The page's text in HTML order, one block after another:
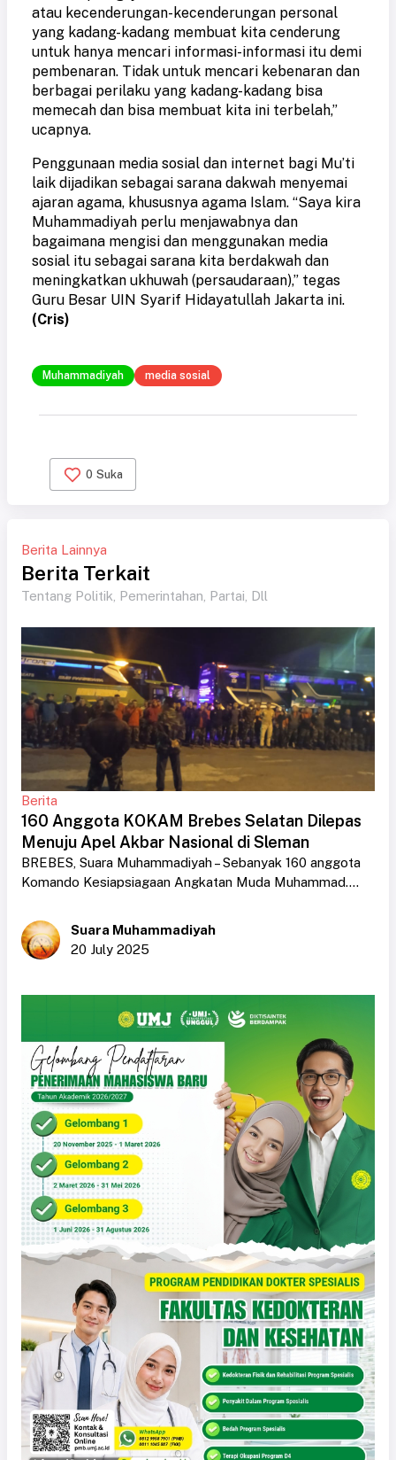
atau kecenderungan-kecenderungan personal
yang kadang-kadang membuat kita cenderung
untuk hanya mencari informasi-informasi itu demi
pembenaran. Tidak untuk mencari kebenaran dan
berbagai perilaku yang kadang-kadang bisa
memecah dan bisa membuat kita ini terbelah,”
ucapnya.
Penggunaan media sosial dan internet bagi Mu’ti
laik dijadikan sebagai sarana dakwah menyemai
ajaran agama, khususnya agama Islam. “Saya kira
Muhammadiyah perlu menjawabnya dan
bagaimana mengisi dan menggunakan media
sosial itu sebagai sarana kita berdakwah dan
meningkatkan ukhuwah (persaudaraan),” tegas
Guru Besar UIN Syarif Hidayatullah Jakarta ini.
(Cris)
Muhammadiyah media sosial
0 Suka
Berita Lainnya
Berita Terkait
Tentang Politik, Pemerintahan, Partai, Dll
Berita
160 Anggota KOKAM Brebes Selatan Dilepas
Menuju Apel Akbar Nasional di Sleman
BREBES, Suara Muhammadiyah – Sebanyak 160 anggota
Komando Kesiapsiagaan Angkatan Muda Muhammad....
Suara Muhammadiyah
20 July 2025